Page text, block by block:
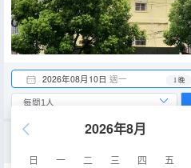
2026年08月10日 週一 1 晚
2026年8月
日 一 二 三 四 五